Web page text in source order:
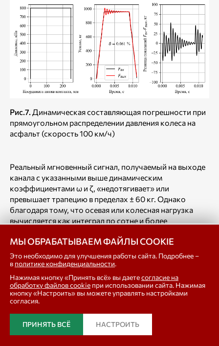
Рис.7. Динамическая составляющая погрешности при
прямоугольном распределении давления колеса на
асфальт (скорость 100 км/ч)
Реальный мгновенный сигнал, получаемый на выходе
канала с указанными выше динамическим
коэффициентами ω и ζ, «недотягивает» или
превышает трапецию в пределах ± 60 кг. Однако
благодаря тому, что осевая или колесная нагрузка
вычисляется как интеграл по сотне и более
предельная динамическая составляющая
погрешности не превышает 0,1 %! Что касается
динамической погрешности измерения при реальных
профилях эпюр сил давления [8], то ее величина
уменьшается на порядок (рис. 8)!
МЫ ОБРАБАТЫВАЕМ ФАЙЛЫ COOKIE
Это необходимо для улучшения работы сайта. Подробнее –
в политике конфиденциальности.
Нажимая кнопку «Принять всё» вы даетесогласие на
обработку файлов cookie при использовании сайта. Нажимая
кнопку «Настроить» вы можете управлять настройками
согласия.
ПРИНЯТЬ ВСЁ НАСТРОИТЬ